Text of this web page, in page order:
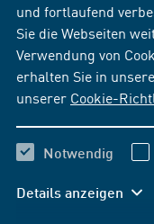
und fortlaufend
Sie die Webseiten
Verwendung von
erhalten Sie in
unserer Cookie-
Notwendig
Details anzeigen